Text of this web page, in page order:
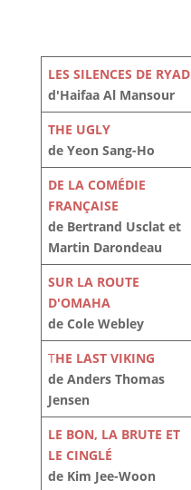
LES SILENCES DE RYAD
d'Haifaa Al Mansour
THE UGLY
de Yeon Sang-Ho
DE LA COMÉDIE
FRANÇAISE
de Bertrand Usclat et
Martin Darondeau
SUR LA ROUTE
D'OMAHA
de Cole Webley
THE LAST VIKING
de Anders Thomas
Jensen
LE BON, LA BRUTE ET
LE CINGLÉ
de Kim Jee-Woon